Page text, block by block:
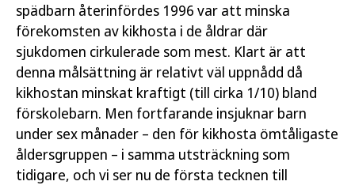
spädbarn återinfördes 1996 var att minska
förekomsten av kikhosta i de åldrar där
sjukdomen cirkulerade som mest. Klart är att
denna målsättning är relativt väl uppnådd då
kikhostan minskat kraftigt (till cirka 1/10) bland
förskolebarn. Men fortfarande insjuknar barn
under sex månader – den för kikhosta ömtåligaste
åldersgruppen – i samma utsträckning som
tidigare, och vi ser nu de första tecknen till